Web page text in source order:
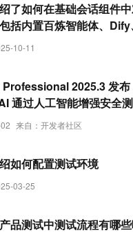
10-11
了如何在基础会话组件
括内置百炼智能体、
配置、数据转换逻辑及会
来自：开发者社区
2025.3 发布
通过人工智能增强安全
03-25
如何配置测试环境
品测试中测试流程有哪些